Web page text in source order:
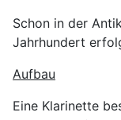
Schon in der
Jahrhundert
Aufbau
Eine Klarinette